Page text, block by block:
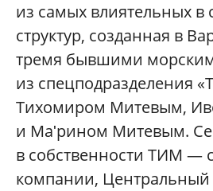
из самых влиятельных в
структур, созданная в
тремя бывшими
из спецподразделения
Тихомиром Митевым,
и Маʹрином Митевым.
в собственности ТИМ —
компании,